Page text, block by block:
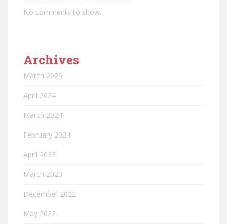
No comments to show.
Archives
March 2025
April 2024
March 2024
February 2024
April 2023
March 2023
December 2022
May 2022